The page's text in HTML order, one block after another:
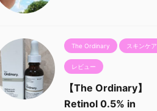
The Ordinary スキンケア
レビュー
【The Ordinary】
Retinol 0.5% in